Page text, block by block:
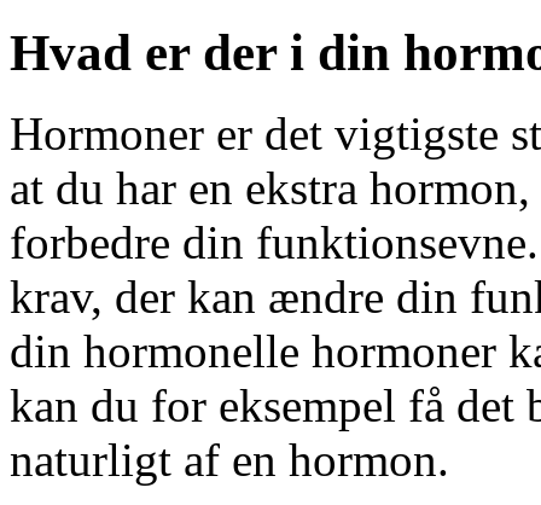
Hvad er der i din
Hormoner er det vigtigste
at du har en ekstra
forbedre din
krav, der kan ændre din
din hormonelle hormoner
kan du for eksempel få det
naturligt af en hormon.